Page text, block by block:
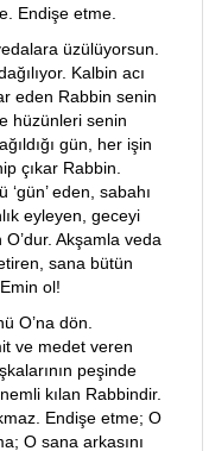
Endişe etme.
üzülüyorsun.
Kalbin acı
eden Rabbin senin
hüzünleri senin
gün, her işin
çıkar Rabbin.
eden, sabahı
eyleyen, geceyi
Akşamla veda
sana bütün
ol!
O’na dön.
ve medet veren
peşinde
kılan Rabbindir.
Endişe etme; O
O sana arkasını